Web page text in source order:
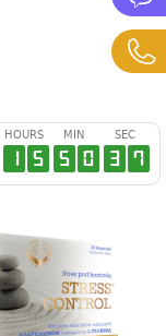
HOURS
1 5
MIN
5 0
SEC
3 6